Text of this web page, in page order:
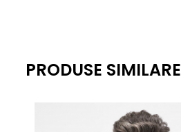
PRODUSE SIMILARE